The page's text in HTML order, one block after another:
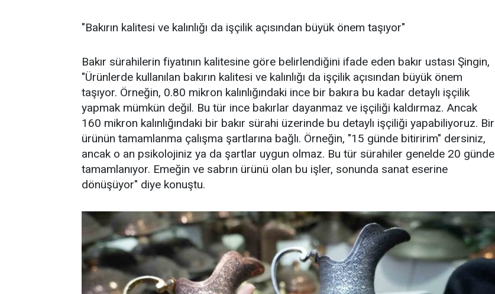
"Bakırın kalitesi ve kalınlığı da işçilik açısından büyük önem taşıyor"
Bakır sürahilerin fiyatının kalitesine göre belirlendiğini ifade eden bakır ustası Şingin,
"Ürünlerde kullanılan bakırın kalitesi ve kalınlığı da işçilik açısından büyük önem
taşıyor. Örneğin, 0.80 mikron kalınlığındaki ince bir bakıra bu kadar detaylı işçilik
yapmak mümkün değil. Bu tür ince bakırlar dayanmaz ve işçiliği kaldırmaz. Ancak
160 mikron kalınlığındaki bir bakır sürahi üzerinde bu detaylı işçiliği yapabiliyoruz. Bir
ürünün tamamlanma çalışma şartlarına bağlı. Örneğin, "15 günde bitiririm" dersiniz,
ancak o an psikolojiniz ya da şartlar uygun olmaz. Bu tür sürahiler genelde 20 günde
tamamlanıyor. Emeğin ve sabrın ürünü olan bu işler, sonunda sanat eserine
dönüşüyor" diye konuştu.